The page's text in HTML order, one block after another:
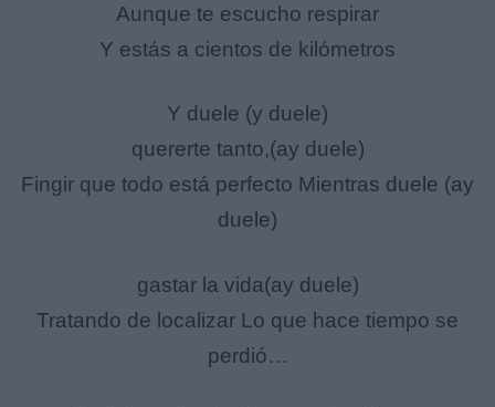
Aunque te escucho respirar
Y estás a cientos de kilómetros
Y duele (y duele)
quererte tanto,(ay duele)
Fingir que todo está perfecto Mientras duele (ay
duele)
gastar la vida(ay duele)
Tratando de localizar Lo que hace tiempo se
perdió…